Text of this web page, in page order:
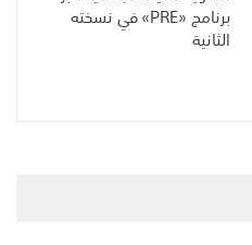
برنامج «PRE» في نسخته
الثانية